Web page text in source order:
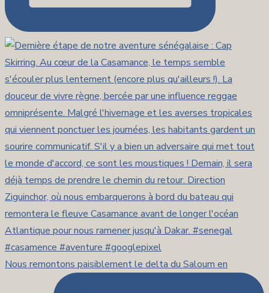
Nous remontons paisiblement le delta du Saloum en